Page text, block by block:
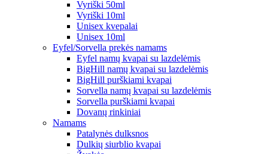
Vyriški 50ml
Vyriški 10ml
Unisex kvepalai
Unisex 10ml
Eyfel/Sorvella prekės namams
Eyfel namų kvapai su lazdelėmis
BigHill namų kvapai su lazdelėmis
BigHill purškiami kvapai
Sorvella namų kvapai su lazdelėmis
Sorvella purškiami kvapai
Dovanų rinkiniai
Namams
Patalynės dulksnos
Dulkių siurblio kvapai